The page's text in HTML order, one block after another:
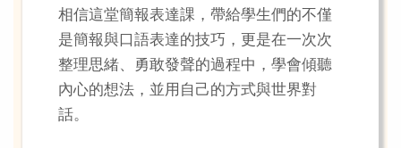
相信這堂簡報表達課，帶給學生們的不僅
是簡報與口語表達的技巧，更是在一次次
整理思緒、勇敢發聲的過程中，學會傾聽
內心的想法，並用自己的方式與世界對
話。